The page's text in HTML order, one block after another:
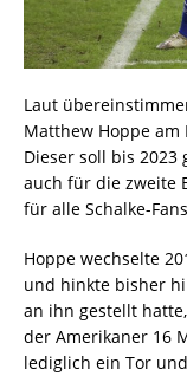
Laut
Matthew Hoppe
Dieser soll bis
auch für die zweite
für alle Schalke-
Hoppe wechselte
und hinkte bisher
an ihn gestellt
der Amerikaner 16
lediglich ein Tor